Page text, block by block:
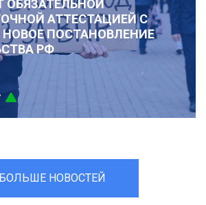
ОБЯЗАТЕЛЬНОЙ
АТТЕСТАЦИЕЙ С
НОВОЕ ПОСТАНОВЛЕНИЕ
РФ
БОЛЬШЕ НОВОСТЕЙ